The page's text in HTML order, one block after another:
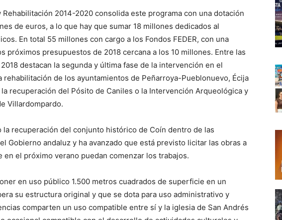
Rehabilitación 2014-2020 consolida este programa con una dotación
de euros, a lo que hay que sumar 18 millones dedicados al
En total 55 millones con cargo a los Fondos FEDER, con una
próximos presupuestos de 2018 cercana a los 10 millones. Entre las
destacan la segunda y última fase de la intervención en el
rehabilitación de los ayuntamientos de Peñarroya-Pueblonuevo, Écija
recuperación del Pósito de Caniles o la Intervención Arqueológica y
Villardompardo.
la recuperación del conjunto histórico de Coín dentro de las
Gobierno andaluz y ha avanzado que está previsto licitar las obras a
en el próximo verano puedan comenzar los trabajos.
en uso público 1.500 metros cuadrados de superficie en un
su estructura original y que se dota para uso administrativo y
comparten un uso compatible entre sí y la iglesia de San Andrés